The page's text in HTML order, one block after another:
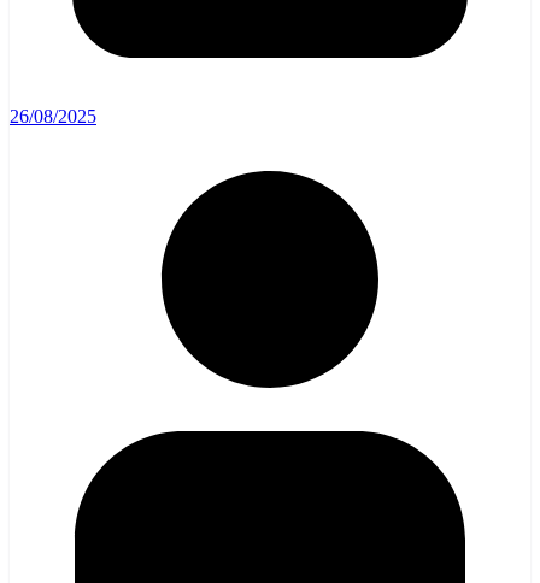
26/08/2025